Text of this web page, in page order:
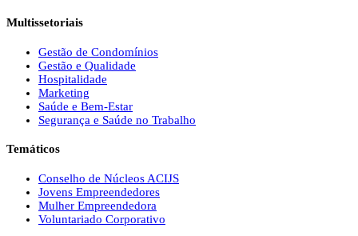
Multissetoriais
Gestão de Condomínios
Gestão e Qualidade
Hospitalidade
Marketing
Saúde e Bem-Estar
Segurança e Saúde no Trabalho
Temáticos
Conselho de Núcleos ACIJS
Jovens Empreendedores
Mulher Empreendedora
Voluntariado Corporativo